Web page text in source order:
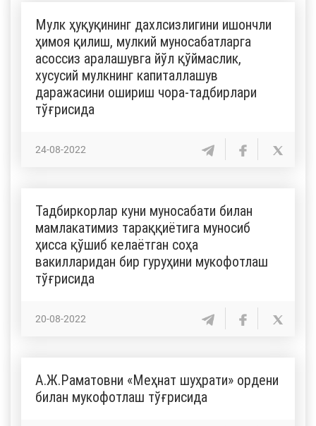
Мулк ҳуқуқининг дахлсизлигини ишончли
ҳимоя қилиш, мулкий муносабатларга
асоссиз аралашувга йўл қўймаслик,
хусусий мулкнинг капиталлашув
даражасини ошириш чора-тадбирлари
тўғрисида
24-08-2022
Тадбиркорлар куни муносабати билан
мамлакатимиз тараққиётига муносиб
ҳисса қўшиб келаётган соҳа
вакилларидан бир гуруҳини мукофотлаш
тўғрисида
20-08-2022
А.Ж.Раматовни «Меҳнат шуҳрати» ордени
билан мукофотлаш тўғрисида